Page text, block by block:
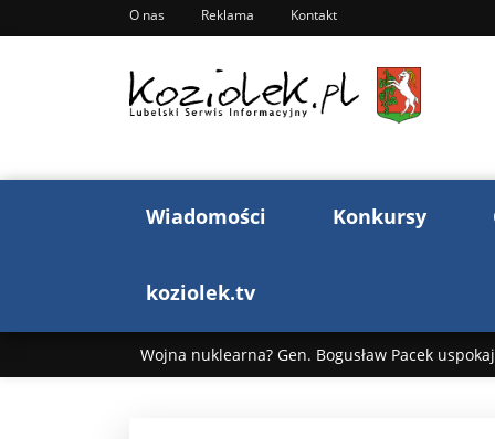
O nas Reklama Kontakt
Wiadomości Konkursy
koziolek.tv
Wojna nuklearna? Gen. Bogusław Pacek